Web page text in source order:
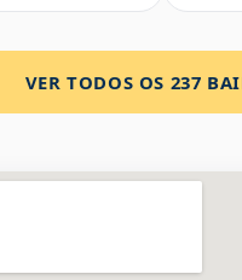
VER TODOS OS 237